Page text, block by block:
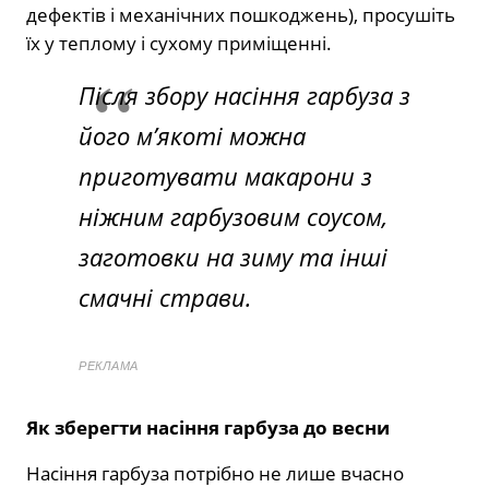
дефектів і механічних пошкоджень), просушіть
їх у теплому і сухому приміщенні.
Після збору насіння гарбуза з
його м’якоті можна
приготувати макарони з
ніжним гарбузовим соусом,
заготовки на зиму та інші
смачні страви.
РЕКЛАМА
Як зберегти насіння гарбуза до весни
Насіння гарбуза потрібно не лише вчасно